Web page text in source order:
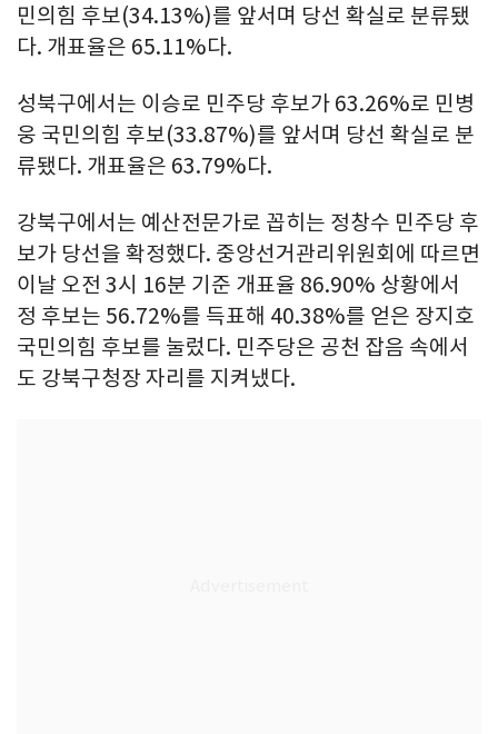
민의힘 후보(34.13%)를 앞서며 당선 확실로 분류됐
다. 개표율은 65.11%다.
성북구에서는 이승로 민주당 후보가 63.26%로 민병
웅 국민의힘 후보(33.87%)를 앞서며 당선 확실로 분
류됐다. 개표율은 63.79%다.
강북구에서는 예산전문가로 꼽히는 정창수 민주당 후
보가 당선을 확정했다. 중앙선거관리위원회에 따르면
이날 오전 3시 16분 기준 개표율 86.90% 상황에서
정 후보는 56.72%를 득표해 40.38%를 얻은 장지호
국민의힘 후보를 눌렀다. 민주당은 공천 잡음 속에서
도 강북구청장 자리를 지켜냈다.